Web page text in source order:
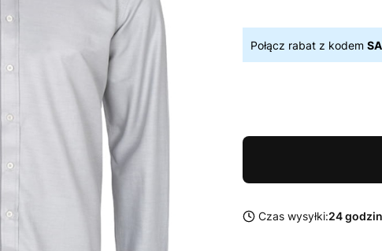
Połącz rabat z kodem
Czas wysyłki:24